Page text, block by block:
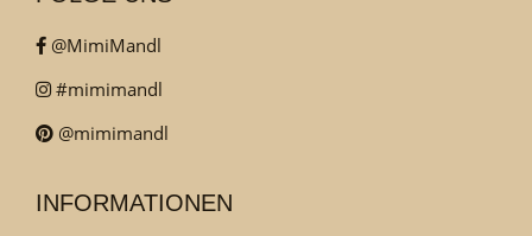
@MimiMandl
#mimimandl
@mimimandl
INFORMATIONEN